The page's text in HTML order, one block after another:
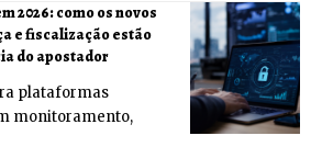
2026: como os novos
e fiscalização estão
do apostador
plataformas
monitoramento,